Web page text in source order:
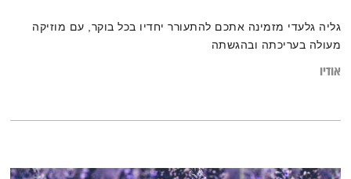
גליה גלעדי מזמינה אתכם להתעורר יחדיו בכל בוקר, עם מוזיקה
מעולה בעריכתה ובהגשתה
אודיו